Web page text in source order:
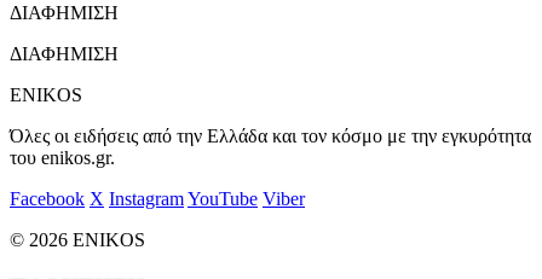
ΔΙΑΦΗΜΙΣΗ
ΔΙΑΦΗΜΙΣΗ
ENIKOS
Όλες οι ειδήσεις από την Ελλάδα και τον κόσμο με την εγκυρότητα
του enikos.gr.
Facebook X InstagramYouTube Viber
© 2026 ENIKOS